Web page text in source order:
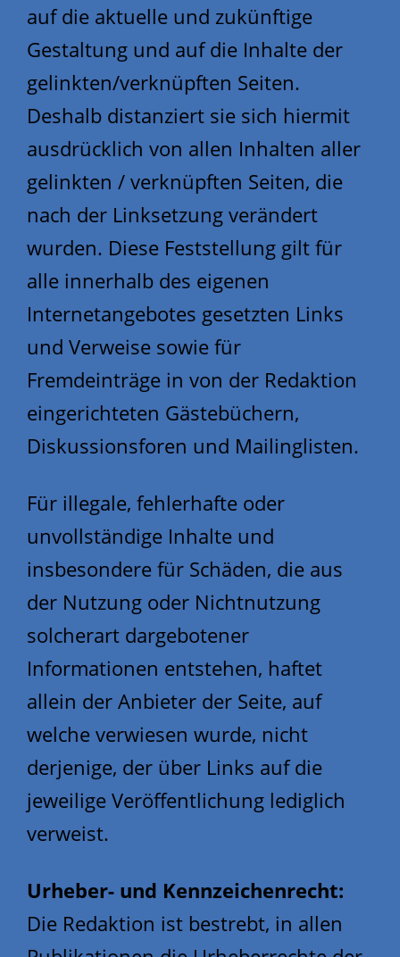
auf die aktuelle und zukünftige
Gestaltung und auf die Inhalte der
gelinkten/verknüpften Seiten.
Deshalb distanziert sie sich hiermit
ausdrücklich von allen Inhalten aller
gelinkten / verknüpften Seiten, die
nach der Linksetzung verändert
wurden. Diese Feststellung gilt für
alle innerhalb des eigenen
Internetangebotes gesetzten Links
und Verweise sowie für
Fremdeinträge in von der Redaktion
eingerichteten Gästebüchern,
Diskussionsforen und Mailinglisten.
Für illegale, fehlerhafte oder
unvollständige Inhalte und
insbesondere für Schäden, die aus
der Nutzung oder Nichtnutzung
solcherart dargebotener
Informationen entstehen, haftet
allein der Anbieter der Seite, auf
welche verwiesen wurde, nicht
derjenige, der über Links auf die
jeweilige Veröffentlichung lediglich
verweist.
Urheber- und Kennzeichenrecht:
Die Redaktion ist bestrebt, in allen